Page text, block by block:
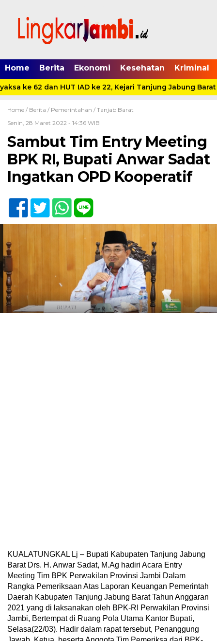
Home Berita Ekonomi Kesehatan Kriminal
ke 62 dan HUT IAD ke 22, Kejari Tanjung Jabung
Home / Berita / Pemerintahan / Tanjab Barat
Senin, 28 Maret 2022 - 14:36 WIB
Sambut Tim Entry Meeting
BPK RI, Bupati Anwar Sadat
Ingatkan OPD Kooperatif
KUALATUNGKAL Lj – Bupati Kabupaten Tanjung Jabung
Barat Drs. H. Anwar Sadat, M.Ag hadiri Acara Entry
Meeting Tim BPK Perwakilan Provinsi Jambi Dalam
Rangka Pemeriksaan Atas Laporan Keuangan Pemerintah
Daerah Kabupaten Tanjung Jabung Barat Tahun Anggaran
2021 yang di laksanakan oleh BPK-RI Perwakilan Provinsi
Jambi, Bertempat di Ruang Pola Utama Kantor Bupati,
Selasa(22/03). Hadir dalam rapat tersebut, Penanggung